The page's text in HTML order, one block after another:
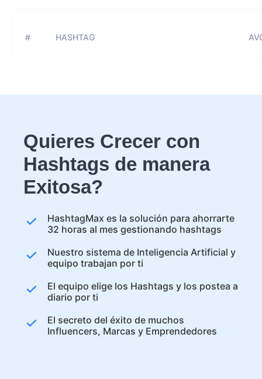
# HASHTAG
Quieres Crecer con
Hashtags de manera
Exitosa?
HashtagMax es la solución para ahorrarte
32 horas al mes gestionando hashtags
Nuestro sistema de Inteligencia Artificial y
equipo trabajan por ti
El equipo elige los Hashtags y los postea a
diario por ti
El secreto del éxito de muchos
Influencers, Marcas y Emprendedores